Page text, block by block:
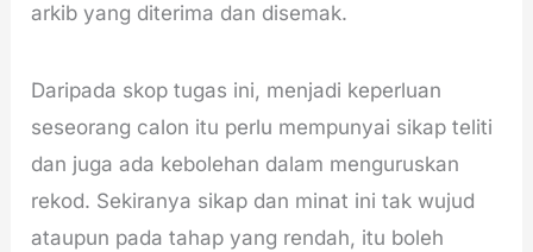
arkib yang diterima dan disemak.
Daripada skop tugas ini, menjadi keperluan
seseorang calon itu perlu mempunyai sikap teliti
dan juga ada kebolehan dalam menguruskan
rekod. Sekiranya sikap dan minat ini tak wujud
ataupun pada tahap yang rendah, itu boleh